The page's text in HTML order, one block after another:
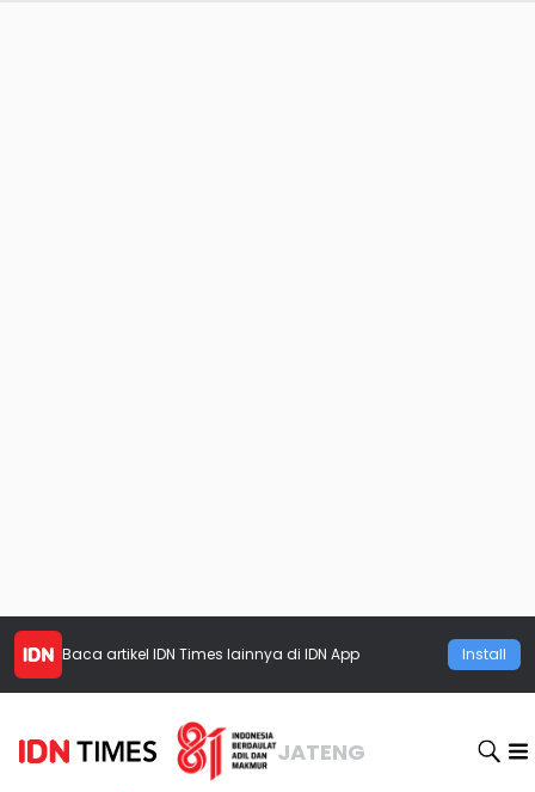
Baca artikel IDN Times lainnya di IDN App Install
JATENG